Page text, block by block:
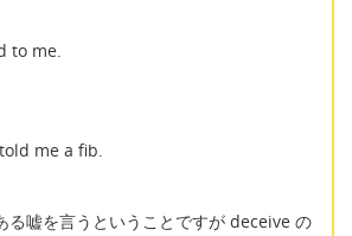
to me.
me a fib.
る嘘を言うということですが deceive の